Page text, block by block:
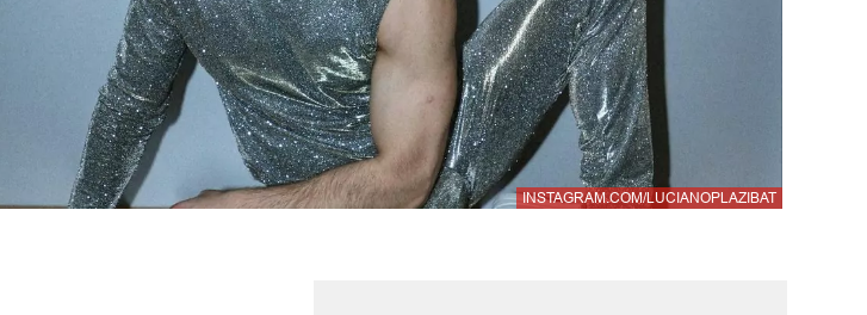
INSTAGRAM.COM/LUCIANOPLAZIBAT